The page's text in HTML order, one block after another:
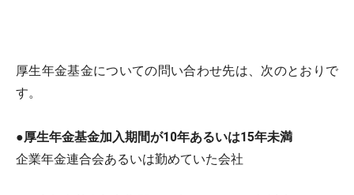
厚生年金基金についての問い合わせ先は、次のとおりで
す。
●厚生年金基金加入期間が10年あるいは15年未満
企業年金連合会あるいは勤めていた会社